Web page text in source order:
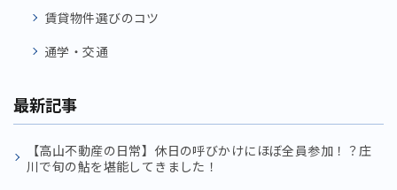
賃貸物件選びのコツ
通学・交通
最新記事
【高山不動産の日常】休日の呼びかけにほぼ全員参加！？庄
川で旬の鮎を堪能してきました！